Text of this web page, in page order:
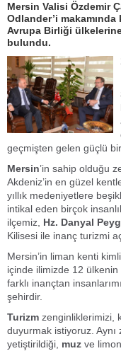
Mersin Valisi Özdemir
Odlander’i
Avrupa Birliği
bulundu.
geçmişten gelen güçlü
Mersin’in sahip olduğu
Akdeniz’in en güzel
yıllık medeniyetlere
intikal eden birçok
ilçemiz, Hz. Danyal
Kilisesi ile inanç turizmi
Mersin’in liman kenti
içinde ilimizde 12 ülkenin
farklı inançtan
şehirdir.
Turizm zenginliklerimizi,
duyurmak istiyoruz.
yetiştirildiği, muz ve